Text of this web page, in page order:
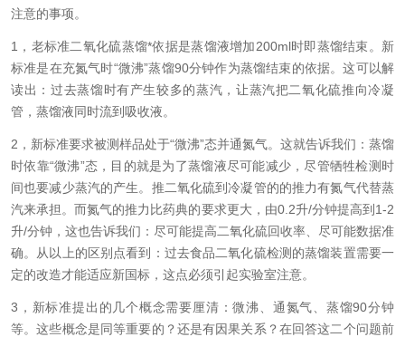
注意的事项。
1， 老标准二氧化硫蒸馏*依据是蒸馏液增加200ml时即蒸馏结束。新
标准是在充氮气时“微沸”蒸馏90分钟作为蒸馏结束的依据。这可以解
读出：过去蒸馏时有产生较多的蒸汽，让蒸汽把二氧化硫推向冷凝
管，蒸馏液同时流到吸收液。
2 ，新标准要求被测样品处于“微沸”态并通氮气。这就告诉我们：蒸馏
时依靠“微沸”态，目的就是为了蒸馏液尽可能减少，尽管牺牲检测时
间也要减少蒸汽的产生。推二氧化硫到冷凝管的的推力有氮气代替蒸
汽来承担。而氮气的推力比药典的要求更大，由0.2升/分钟提高到 1-2
升/分钟，这也告诉我们：尽可能提高二氧化硫回收率、尽可能数据准
确。从以上的区别点看到：过去食品二氧化硫检测的蒸馏装置需要一
定的改造才能适应新国标，这点必须引起实验室注意。
3 ，新标准提出的几个概念需要厘清：微沸、通氮气、蒸馏90分钟
等。这些概念是同等重要的？还是有因果关系？在回答这二个问题前